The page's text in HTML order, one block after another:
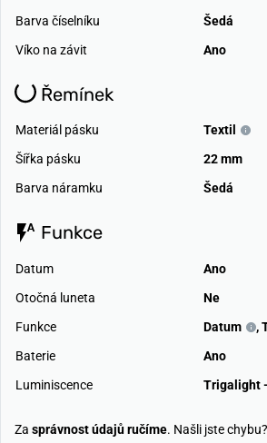
Barva číselníku
Šedá
Víko na závit
Ano
Řemínek
Materiál pásku
Textil
Šířka pásku
22 mm
Barva náramku
Šedá
Funkce
Datum
Ano
Otočná luneta
Ne
Funkce
Datum ,
Baterie
Ano
Luminiscence
Trigalight
Za správnost údajů ručíme. Našli jste chybu?